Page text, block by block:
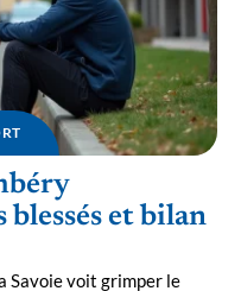
blessés et bilan
Savoie voit grimper le